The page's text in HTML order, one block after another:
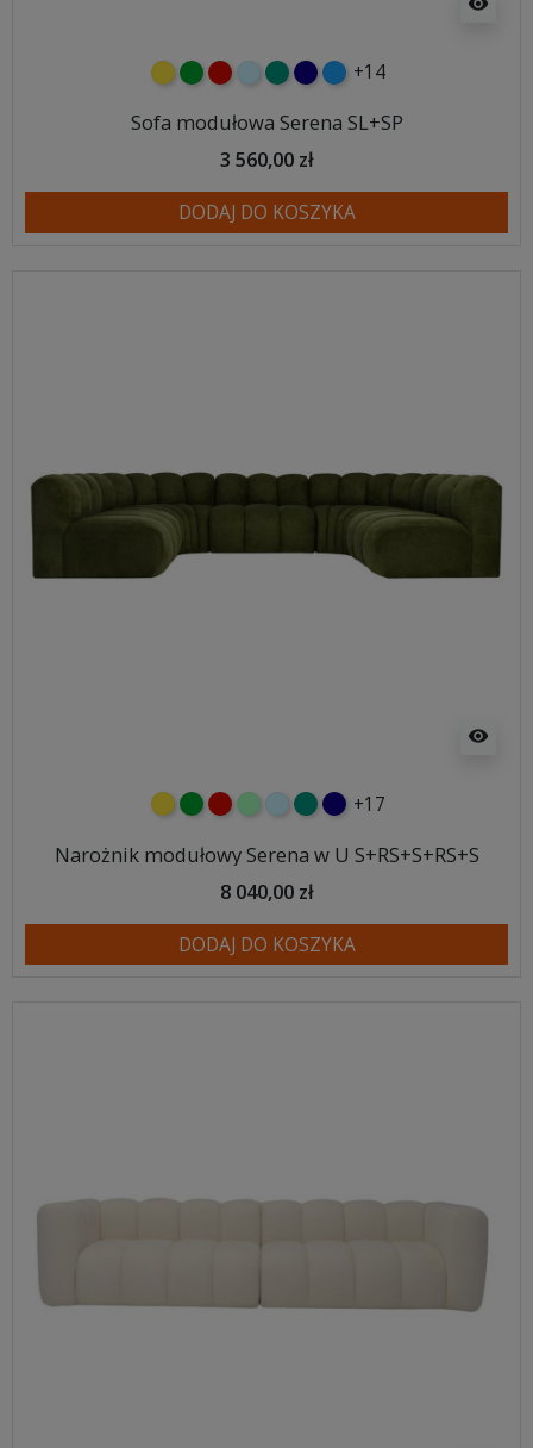
żółtyzielonyczerwony
błękitnyturkusowy
granatowy
niebieski
+14
Sofa modułowa Serena SL+SP
3 560,00 zł
DODAJ DO KOSZYKA
visibility
żółtyzielonyczerwony
miętowybłękitnyturkusowy
granatowy
+17
Narożnik modułowy Serena w U S+RS+S+RS+S
8 040,00 zł
DODAJ DO KOSZYKA